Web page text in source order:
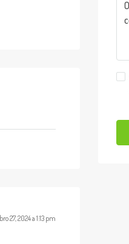
27, 2024 a 1:13 pm